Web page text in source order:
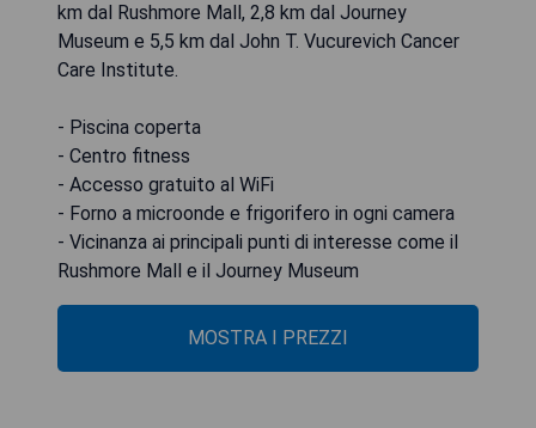
km dal Rushmore Mall, 2,8 km dal Journey
Museum e 5,5 km dal John T. Vucurevich Cancer
Care Institute.
- Piscina coperta
- Centro fitness
- Accesso gratuito al WiFi
- Forno a microonde e frigorifero in ogni camera
- Vicinanza ai principali punti di interesse come il
Rushmore Mall e il Journey Museum
MOSTRA I PREZZI